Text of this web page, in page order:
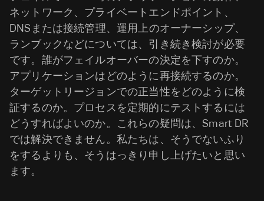
ネットワーク、プライベートエンドポイント、
DNSまたは接続管理、運用上のオーナーシップ、
ランブックなどについては、引き続き検討が必要
です。誰がフェイルオーバーの決定を下すのか。
アプリケーションはどのように再接続するのか。
ターゲットリージョンでの正当性をどのように検
証するのか。プロセスを定期的にテストするには
どうすればよいのか。これらの疑問は、Smart DR
では解決できません。私たちは、そうでないふり
をするよりも、そうはっきり申し上げたいと思い
ます。